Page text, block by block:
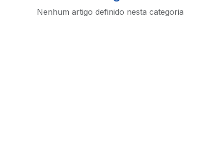
Nenhum artigo definido nesta categoria